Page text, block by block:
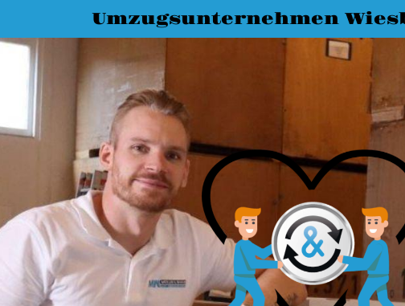
Umzugsunternehmen